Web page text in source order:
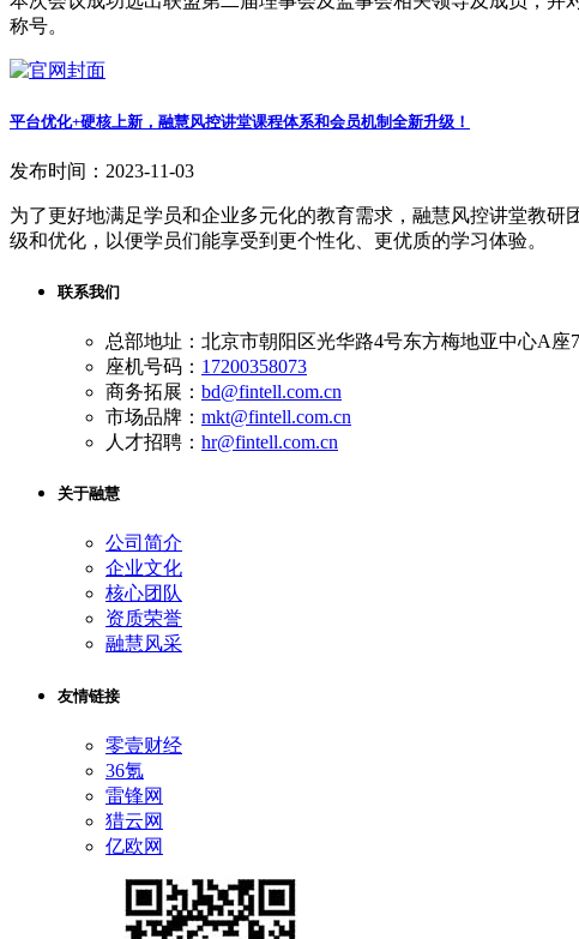
称号。
平台优化+硬核上新，融慧风控讲堂课程体系和会员机制全新升级！
发布时间：2023-11-03
为了更好地满足学员和企业多元化的教育需求，融慧风控讲堂教
级和优化，以便学员们能享受到更个性化、更优质的学习体验。
联系我们
总部地址：北京市朝阳区光华路4号东方梅地亚中心A座
座机号码： 17200358073
商务拓展： bd@fintell.com.cn
市场品牌： mkt@fintell.com.cn
人才招聘： hr@fintell.com.cn
关于融慧
公司简介
企业文化
核心团队
资质荣誉
融慧风采
友情链接
零壹财经
36氪
雷锋网
猎云网
亿欧网